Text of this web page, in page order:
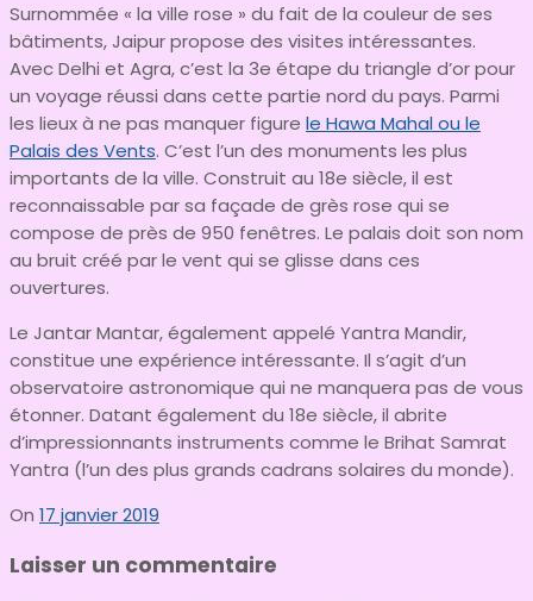
Surnommée « la ville rose » du fait de la couleur de ses
bâtiments, Jaipur propose des visites intéressantes.
Avec Delhi et Agra, c’est la 3e étape du triangle d’or pour
un voyage réussi dans cette partie nord du pays. Parmi
les lieux à ne pas manquer figure le Hawa Mahal ou le
Palais des Vents. C’est l’un des monuments les plus
importants de la ville. Construit au 18e siècle, il est
reconnaissable par sa façade de grès rose qui se
compose de près de 950 fenêtres. Le palais doit son nom
au bruit créé par le vent qui se glisse dans ces
ouvertures.
Le Jantar Mantar, également appelé Yantra Mandir,
constitue une expérience intéressante. Il s’agit d’un
observatoire astronomique qui ne manquera pas de vous
étonner. Datant également du 18e siècle, il abrite
d’impressionnants instruments comme le Brihat Samrat
Yantra (l’un des plus grands cadrans solaires du monde).
On 17 janvier 2019
Laisser un commentaire